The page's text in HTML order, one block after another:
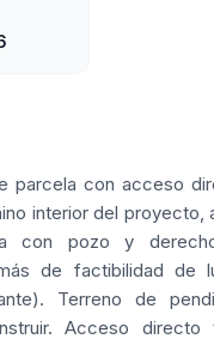
parcela con acceso
interior del proyecto,
con pozo y
de factibilidad de
Terreno de
Acceso